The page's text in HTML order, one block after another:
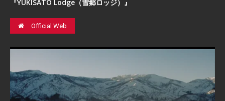
『YUKISATO Lodge（雪郷ロッジ）』
Official Web